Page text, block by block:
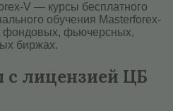
V — курсы бесплатного
обучения Masterforex-
фондовых, фьючерсных,
биржах.
с лицензией ЦБ